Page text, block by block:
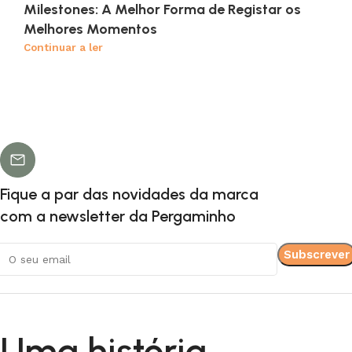
Milestones: A Melhor Forma de Registar os
Melhores Momentos
Continuar a ler
Fique a par das novidades da marca
com a newsletter da Pergaminho